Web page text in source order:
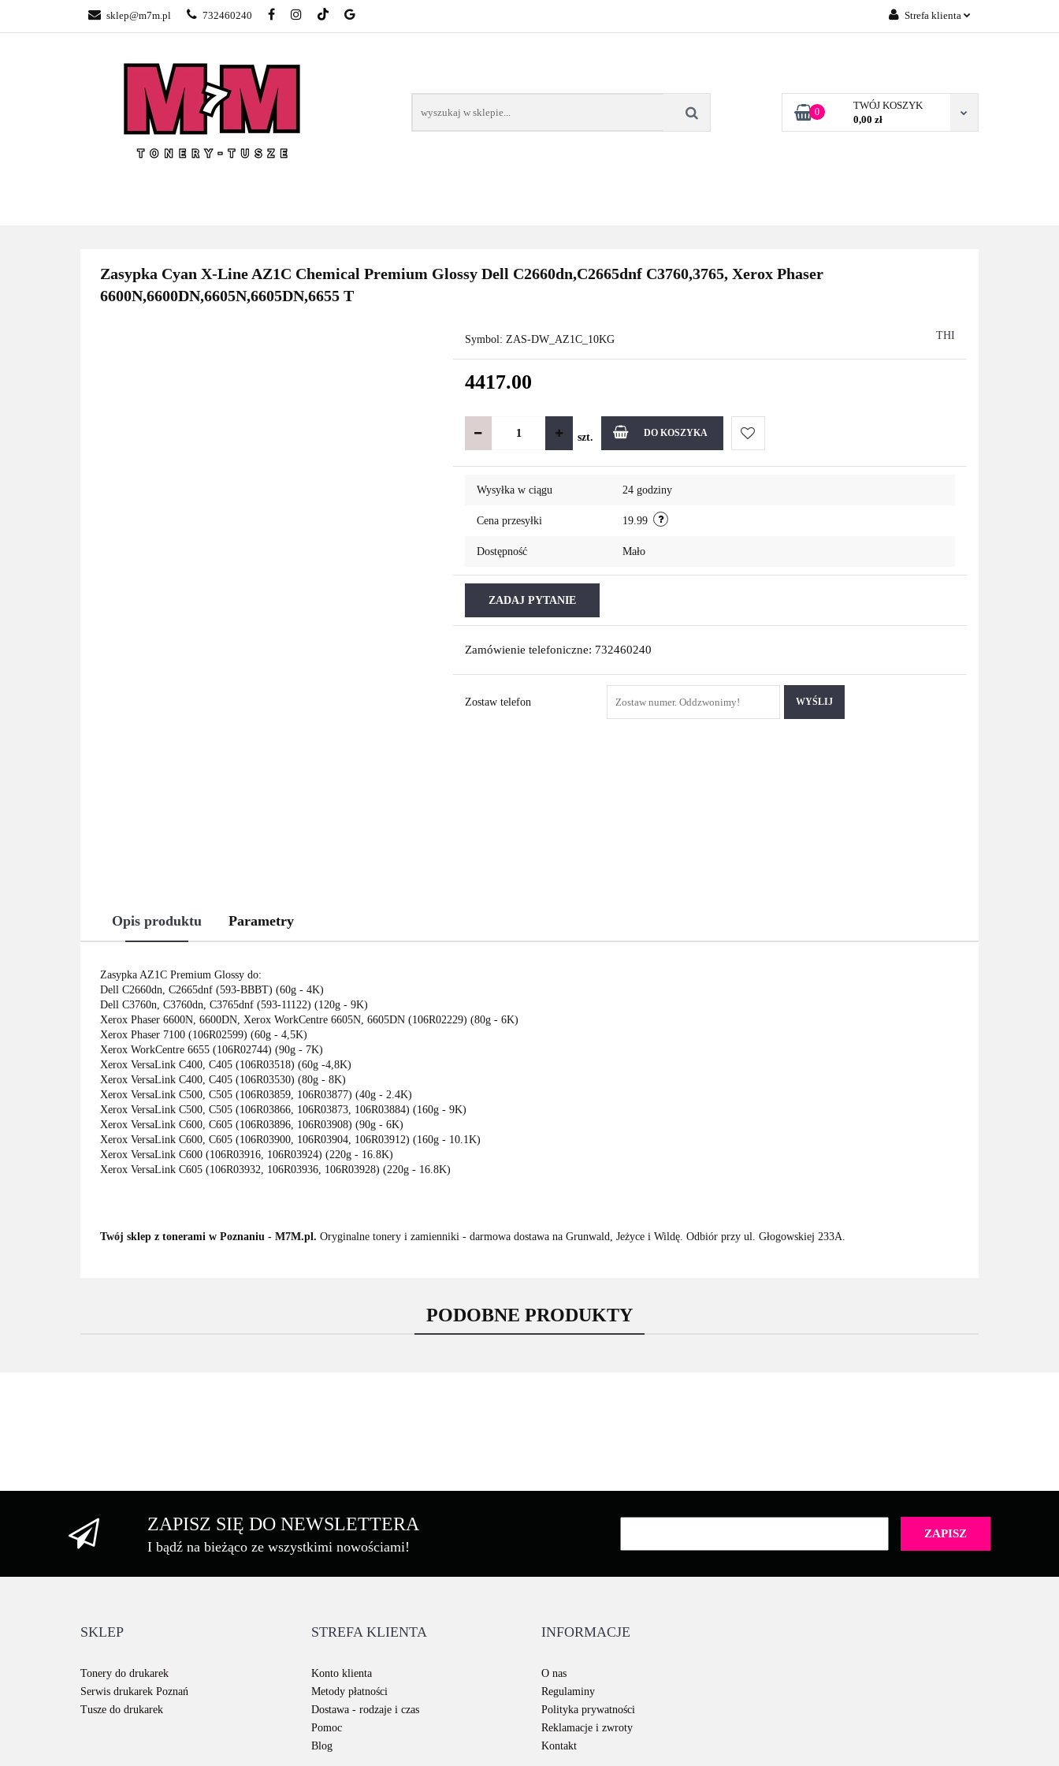
sklep@m7m.pl 732460240 Strefa klienta
Dodaj zgłoszenie
0
TWÓJ KOSZYK
0,00 zł
SKLEP TONERY POZNAŃ – GŁOGOWSKA
BLOG
Zasypka Cyan X-Line AZ1C Chemical Premium Glossy Dell C2660dn,C2665dnf C3760,3765, Xerox Phaser
6600N,6600DN,6605N,6605DN,6655 T
Symbol: ZAS-DW_AZ1C_10KG THI
4417.00
szt. DO KOSZYKA
Do
Wysyłka w ciągu 24 godziny
Cena przesyłki 19.99
Dostępność Mało
ZADAJ PYTANIE
Zamówienie telefoniczne: 732460240
Zostaw telefon WYŚLIJ
Opis produktu Parametry
Zasypka AZ1C Premium Glossy do:
Dell C2660dn, C2665dnf (593-BBBT) (60g - 4K)
Dell C3760n, C3760dn, C3765dnf (593-11122) (120g - 9K)
Xerox Phaser 6600N, 6600DN, Xerox WorkCentre 6605N, 6605DN (106R02229) (80g - 6K)
Xerox Phaser 7100 (106R02599) (60g - 4,5K)
Xerox WorkCentre 6655 (106R02744) (90g - 7K)
Xerox VersaLink C400, C405 (106R03518) (60g -4,8K)
Xerox VersaLink C400, C405 (106R03530) (80g - 8K)
Xerox VersaLink C500, C505 (106R03859, 106R03877) (40g - 2.4K)
Xerox VersaLink C500, C505 (106R03866, 106R03873, 106R03884) (160g - 9K)
Xerox VersaLink C600, C605 (106R03896, 106R03908) (90g - 6K)
Xerox VersaLink C600, C605 (106R03900, 106R03904, 106R03912) (160g - 10.1K)
Xerox VersaLink C600 (106R03916, 106R03924) (220g - 16.8K)
Xerox VersaLink C605 (106R03932, 106R03936, 106R03928) (220g - 16.8K)
Twój sklep z tonerami w Poznaniu - M7M.pl. Oryginalne tonery i zamienniki - darmowa dostawa na Grunwald, Jeżyce i Wildę. Odbiór przy ul. Głogowskiej 233A.
PODOBNE PRODUKTY
Canon
ZAPISZ SIĘ DO NEWSLETTERA
I bądź na bieżąco ze wszystkimi nowościami!
SKLEP
Tonery do drukarek
Serwis drukarek Poznań
Tusze do drukarek
STREFA KLIENTA
Konto klienta
Metody płatności
Dostawa - rodzaje i czas
Pomoc
Blog
INFORMACJE
O nas
Regulaminy
Polityka prywatności
Reklamacje i zwroty
Kontakt